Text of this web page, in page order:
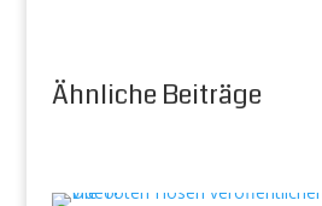
Ähnliche Beiträge